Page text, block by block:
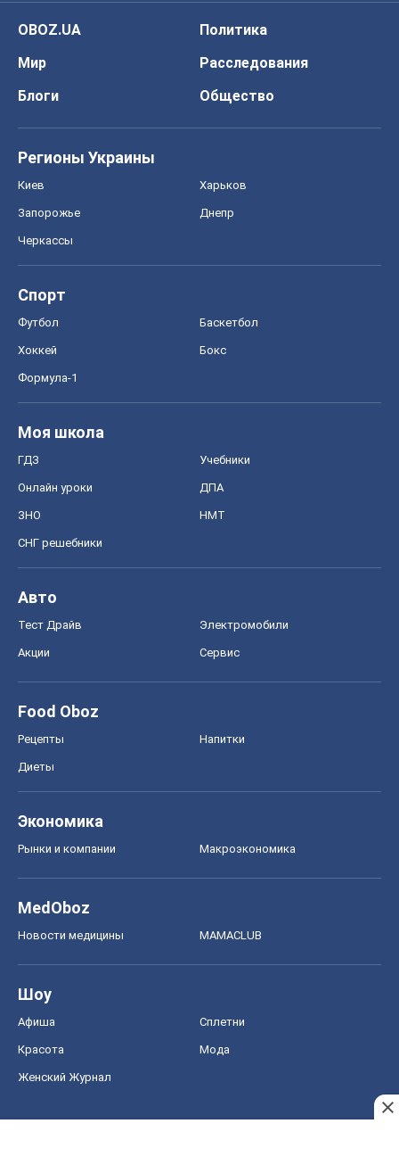
OBOZ.UA
Политика
Мир
Расследования
Блоги
Общество
Регионы Украины
Киев Харьков
Запорожье Днепр
Черкассы
Спорт
Футбол Баскетбол
Хоккей Бокс
Формула-1
Моя школа
ГДЗ Учебники
Онлайн уроки ДПА
ЗНО НМТ
СНГ решебники
Авто
Тест Драйв Электромобили
Акции Сервис
Food Oboz
Рецепты Напитки
Диеты
Экономика
Рынки и компании Mакроэкономика
MedOboz
Новости медицины MAMACLUB
Шоу
Афиша Сплетни
Красота Мода
Женский Журнал